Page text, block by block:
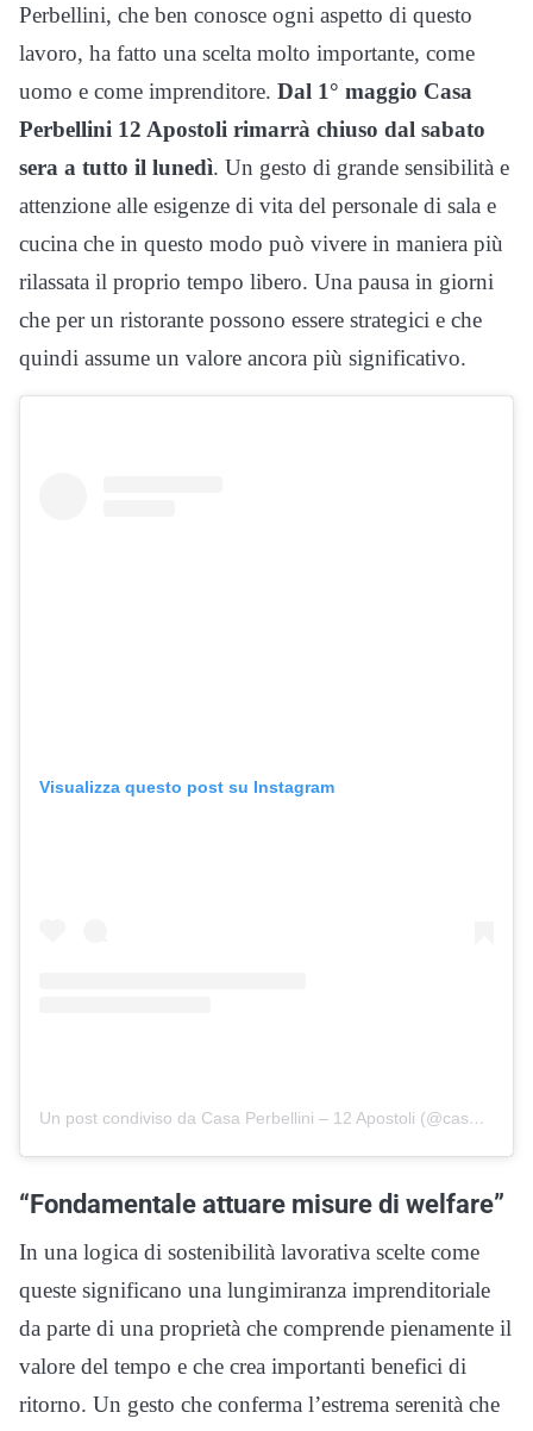
Perbellini, che ben conosce ogni aspetto di questo
lavoro, ha fatto una scelta molto importante, come
uomo e come imprenditore. Dal 1° maggio Casa
Perbellini 12 Apostoli rimarrà chiuso dal sabato
sera a tutto il lunedì. Un gesto di grande sensibilità e
attenzione alle esigenze di vita del personale di sala e
cucina che in questo modo può vivere in maniera più
rilassata il proprio tempo libero. Una pausa in giorni
che per un ristorante possono essere strategici e che
quindi assume un valore ancora più significativo.
Visualizza questo post su Instagram
Un post condiviso da Casa Perbellini – 12 Apostoli (@casaperbellini)
“Fondamentale attuare misure di welfare”
In una logica di sostenibilità lavorativa scelte come
queste significano una lungimiranza imprenditoriale
da parte di una proprietà che comprende pienamente il
valore del tempo e che crea importanti benefici di
ritorno. Un gesto che conferma l’estrema serenità che